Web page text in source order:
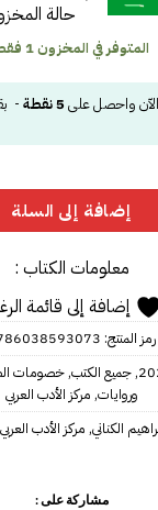
حالة
المتوفر في المخزون 1 فقط
واحصل على 5نقطة-
إضافة إلى السلة
معلومات الكتاب :
إضافة إلى قائمة
رمز المنتج:
,جميع الكتب,خصومات
وروايات, مركز الأدب العربي
الكناني, مركز الأدب العربي
مشاركة على :